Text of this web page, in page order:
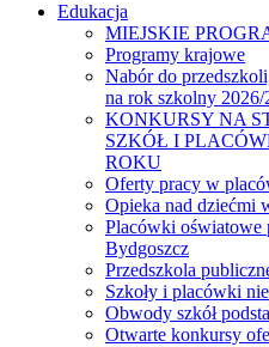
Edukacja
MIEJSKIE
Programy krajowe
Nabór do
na rok szkolny 2026/
KONKURSY NA
SZKÓŁ I
ROKU
Oferty pracy w
Opieka nad dziećmi
Placówki oświatowe
Bydgoszcz
Przedszkola
Szkoły i placówki
Obwody szkół
Otwarte konkursy